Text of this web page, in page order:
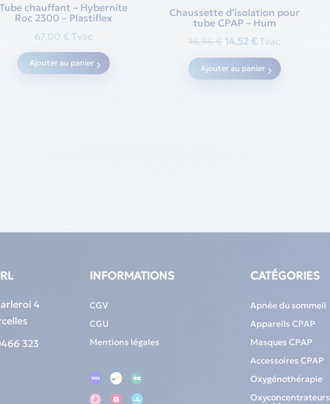
Tube chauffant – Hybernite
Roc 2300 – Plastiflex
67,00 € Tvac
Ajouter au panier
Chaussette d’isolation pour
tube CPAP – Hum
16,94€ Original
price
was:
14,52€Current
price
is:
Tvac
Ajouter au panier
4
323
INFORMATIONS
CGV
CGU
Mentions légales
CATÉGORIES
Apnée du sommeil
Appareils CPAP
Masques CPAP
Accessoires CPAP
Oxygénothérapie
Oxyconcentrateurs